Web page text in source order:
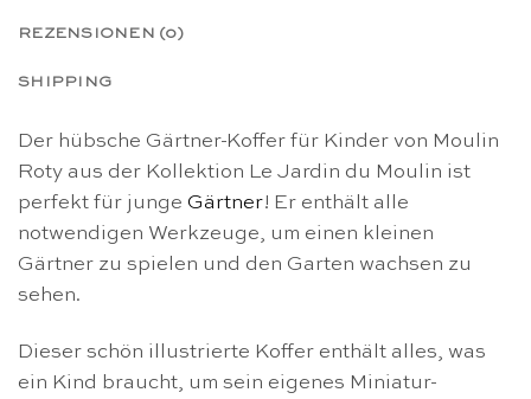
REZENSIONEN (0)
SHIPPING
Der hübsche Gärtner-Koffer für Kinder von Moulin
Roty aus der Kollektion Le Jardin du Moulin ist
perfekt für junge Gärtner! Er enthält alle
notwendigen Werkzeuge, um einen kleinen
Gärtner zu spielen und den Garten wachsen zu
sehen.
Dieser schön illustrierte Koffer enthält alles, was
ein Kind braucht, um sein eigenes Miniatur-